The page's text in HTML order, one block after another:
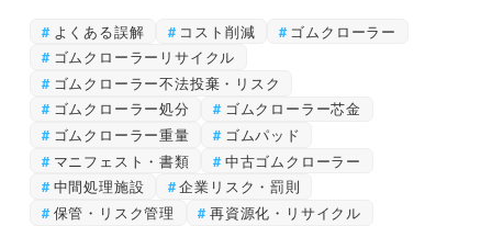
よくある誤解 コスト削減
ゴムクローラー
ゴムクローラーリサイクル
ゴムクローラー不法投棄・リスク
ゴムクローラー処分
ゴムクローラー芯金
ゴムクローラー重量
ゴムパッド
マニフェスト・書類
中古ゴムクローラー
中間処理施設
企業リスク・罰則
保管・リスク管理
再資源化・リサイクル